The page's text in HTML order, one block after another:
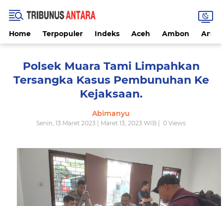
Home Terpopuler Indeks Aceh Ambon
Polsek Muara Tami Limpahkan
Tersangka Kasus Pembunuhan Ke
Kejaksaan.
Abimanyu
Senin, 13 Maret 2023 | Maret 13, 2023 WIB | 0 Views